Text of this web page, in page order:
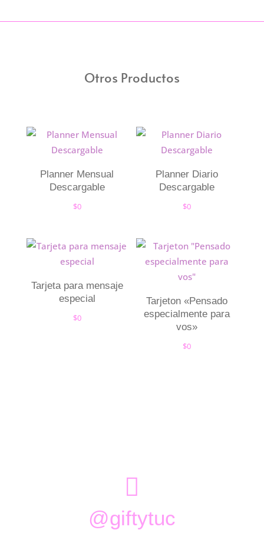
Otros Productos
Planner Mensual
Descargable
$0
Planner Diario
Descargable
$0
Tarjeta para mensaje
especial
$0
Tarjeton «Pensado
especialmente para
vos»
$0

@giftytuc